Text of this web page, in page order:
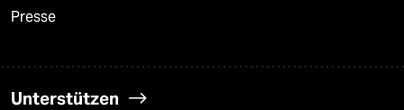
Presse
Unterstützen